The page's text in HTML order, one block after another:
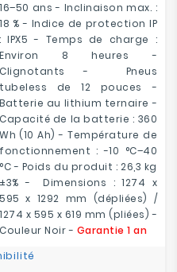
16–50 ans - Inclinaison max. :
18 % - Indice de protection IP
: IPX5 - Temps de charge :
Environ 8 heures -
Clignotants - Pneus
tubeless de 12 pouces -
Batterie au lithium ternaire -
Capacité de la batterie : 360
Wh (10 Ah) - Température de
fonctionnement : -10 °C–40
°C - Poids du produit : 26,3 kg
±3% - Dimensions : 1274 x
595 x 1292 mm (dépliées) /
1274 x 595 x 619 mm (pliées) -
Couleur Noir - Garantie 1 an